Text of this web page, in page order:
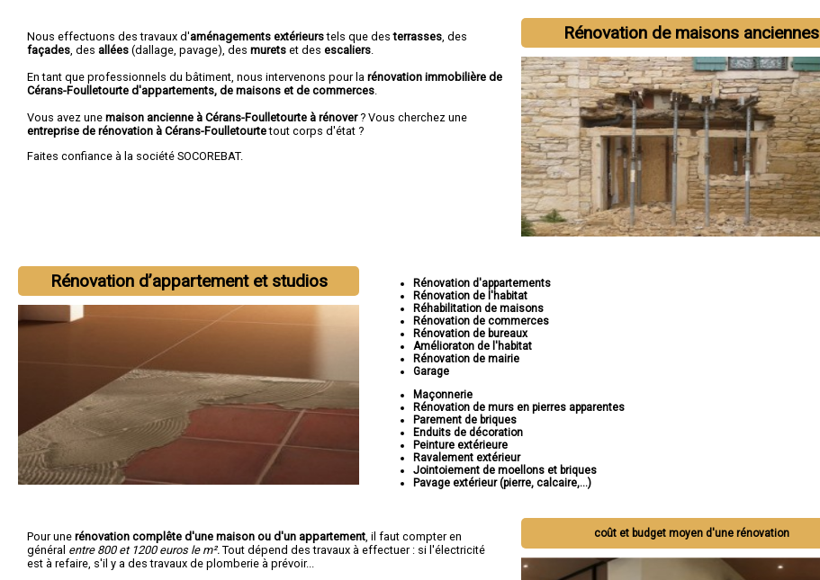
Rénovation de maisons anciennes
Nous effectuons des travaux d'aménagements extérieurstels que desterrasses , des
façades , des allées (dallage, pavage), des murets et des escaliers
En tant que professionnels du bâtiment, nous intervenons pour la rénovation immobilière de
Cérans-Foulletourte d'appartements, de maisons et de commerces
Vous avez une maison ancienne à Cérans-Foulletourte à rénover? Vous cherchez une
entreprise de rénovation à Cérans-Foulletourtetout corps d'état ?
Faites confiance à la société SOCOREBAT.
Rénovation d’appartement et studios
Rénovation d'appartements
Rénovation de l'habitat
Réhabilitation de maisons
Rénovation de commerces
Rénovation de bureaux
Amélioraton de l'habitat
Rénovation de mairie
Garage
Maçonnerie
Rénovation de murs en pierres apparentes
Parement de briques
Enduits de décoration
Peinture extérieure
Ravalement extérieur
Jointoiement de moellons et briques
Pavage extérieur (pierre, calcaire,...)
coût et budget moyen d'une rénovation
Pour une rénovation complête d'une maison ou d'un appartement , il faut compter en
général entre 800 et 1200 euros le m². Tout dépend des travaux à effectuer : si l'électricité
est à refaire, s'il y a des travaux de plomberie à prévoir...